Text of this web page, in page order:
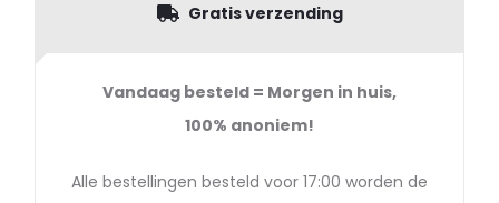
Gratis verzending
Vandaag besteld = Morgen in huis,
100% anoniem!
Alle bestellingen besteld voor 17:00 worden de